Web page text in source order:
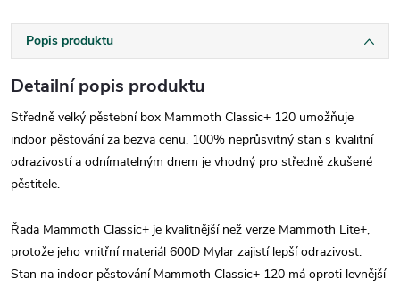
Popis produktu
Detailní popis produktu
Středně velký pěstební box Mammoth Classic+ 120 umožňuje
indoor pěstování za bezva cenu. 100% neprůsvitný stan s kvalitní
odrazivostí a odnímatelným dnem je vhodný pro středně zkušené
pěstitele.
Řada Mammoth Classic+ je kvalitnější než verze Mammoth Lite+,
protože jeho vnitřní materiál 600D Mylar zajistí lepší odrazivost.
Stan na indoor pěstování Mammoth Classic+ 120 má oproti levnější